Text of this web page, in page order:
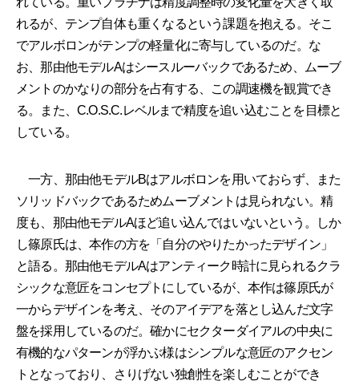
れるが、テンプ自体も重くなるという課題を抱える。そこ
でアルボロンがテンプの軽量化に寄与しているのだ。な
お、那由他モデルAはシースルーバックであるため、ムーブ
メントのかなりの部分を占有する、この調速機を観賞でき
る。また、C.O.S.C.レベルまで精度を追い込むことを目標と
している。
一方、那由他モデルBはアルボロンを用いておらず、また
ソリッドバックであるためムーブメントは見られない。精
度も、那由他モデルAほど追い込んではいないという。しか
し篠原氏は、本作の方を「自分のやりたかったデザイン」
と語る。那由他モデルAはアンティーク時計に見られるクラ
シックな意匠をコンセプトにしているが、本作は篠原氏が
一からデザインを考え、そのアイデアを落とし込んだ文字
盤を採用しているのだ。確かにセクターダイアルの中央に
有機的なパターンが浮かぶ様はシンプルな意匠のアクセン
トとなっており、さりげない独創性を楽しむことができ